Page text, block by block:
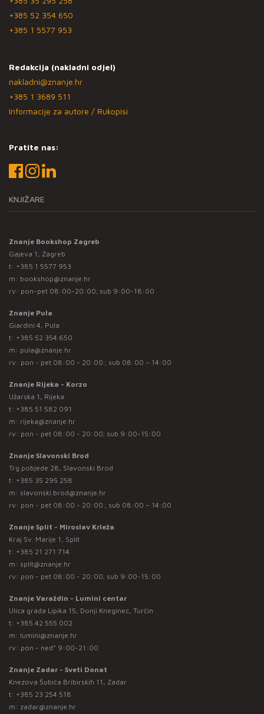
+385 52 354 650
+385 1 5577 953
Redakcija (nakladni odjel)
nakladni@znanje.hr
+385 1 3689 511
Informacije za autore / Rukopisi
Pratite nas:
KNJIŽARE
Znanje Bookshop Zagreb
Gajeva 1, Zagreb
t: +385 1 5577 953
m: bookshop@znanje.hr
rv: pon-pet 08:00-20:00; sub 9:00-18:00
Znanje Pula
Giardini 4, Pula
t: +385 52 354 650
m: pula@znanje.hr
rv: pon - pet 08:00 - 20:00 ; sub 08:00 – 14:00
Znanje Rijeka - Korzo
Užarska 1, Rijeka
t: +385 51 582 091
m: rijeka@znanje.hr
rv: pon - pet 08:00 - 20:00; sub 9:00-15:00
Znanje Slavonski Brod
Trg pobjede 28, Slavonski Brod
t: +385 35 295 258
m: slavonski.brod@znanje.hr
rv: pon - pet 08:00 - 20:00 ; sub 08:00 – 14:00
Znanje Split - Miroslav Krleža
Kraj Sv. Marije 1, Split
t: +385 21 271 714
m: split@znanje.hr
rv: pon - pet 08:00 - 20:00; sub 9:00-15:00
Znanje Varaždin - Lumini centar
Ulica grada Lipika 15, Donji Kneginec, Turčin
t: +385 42 555 002
m: lumini@znanje.hr
rv: pon - ned* 9:00-21:00
Znanje Zadar - Sveti Donat
Knezova Šubića Bribirskih 11, Zadar
t: +385 23 254 518
m: zadar@znanje.hr